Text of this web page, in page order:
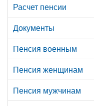
Расчет пенсии
Документы
Пенсия военным
Пенсия женщинам
Пенсия мужчинам